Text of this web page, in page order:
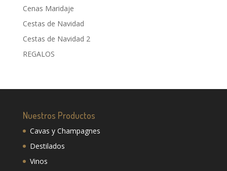
Cenas Maridaje
Cestas de Navidad
Cestas de Navidad 2
REGALOS
Nuestros Productos
Cavas y Champagnes
Destilados
Vinos